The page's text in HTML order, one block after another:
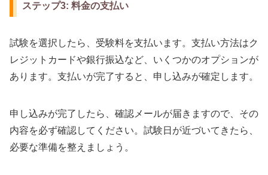
ステップ3: 料金の支払い
試験を選択したら、受験料を支払います。支払い方法はク
レジットカードや銀行振込など、いくつかのオプションが
あります。支払いが完了すると、申し込みが確定します。
申し込みが完了したら、確認メールが届きますので、その
内容を必ず確認してください。試験日が近づいてきたら、
必要な準備を整えましょう。